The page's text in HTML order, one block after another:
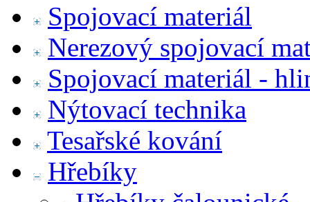
Spojovací materiál
Nerezový spojovací
Spojovací materiál -
Nýtovací technika
Tesařské kování
Hřebíky